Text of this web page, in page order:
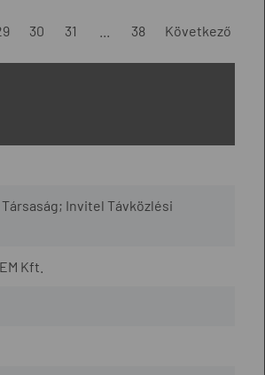
30 31 38 Következő
Invitel Távközlési
Kft.